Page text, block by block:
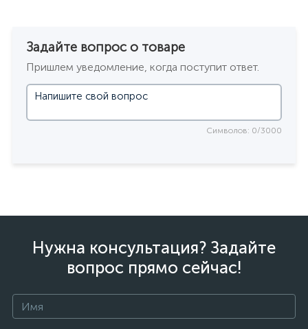
Задайте вопрос о товаре
Пришлем уведомление, когда поступит ответ.
Символов: 0/3000
Нужна консультация? Задайте
вопрос прямо сейчас!